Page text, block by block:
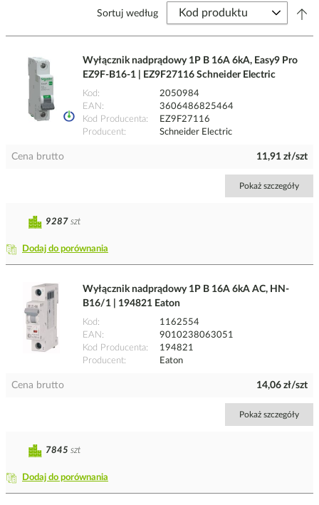
Sortuj według
Wyłącznik nadprądowy 1P B 16A 6kA, Easy9 Pro
EZ9F-B16-1 | EZ9F27116 Schneider Electric
Kod
2050984
EAN
3606486825464
Kod Producenta
EZ9F27116
Producent
Schneider Electric
Cena brutto 11,91 zł/szt
Pokaż szczegóły
Dodaj do porównania
9287 szt
Wyłącznik nadprądowy 1P B 16A 6kA AC, HN-
B16/1 | 194821 Eaton
Kod
1162554
EAN
9010238063051
Kod Producenta
194821
Producent
Eaton
Cena brutto 14,06 zł/szt
Pokaż szczegóły
Dodaj do porównania
7845 szt